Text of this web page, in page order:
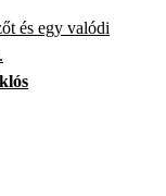
és egy valódi